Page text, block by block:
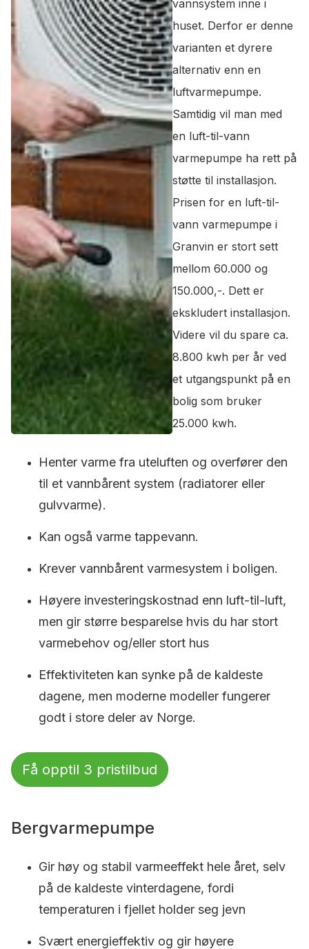
vannsystem inne i
huset. Derfor er denne
varianten et dyrere
alternativ enn en
luftvarmepumpe.
Samtidig vil man med
en luft-til-vann
varmepumpe ha rett på
støtte til installasjon.
Prisen for en luft-til-
vann varmepumpe i
Granvin er stort sett
mellom 60.000 og
150.000,-. Dett er
ekskludert installasjon.
Videre vil du spare ca.
8.800 kwh per år ved
et utgangspunkt på en
bolig som bruker
25.000 kwh.
Henter varme fra uteluften og overfører den
til et vannbårent system (radiatorer eller
gulvvarme).
Kan også varme tappevann.
Krever vannbårent varmesystem i boligen.
Høyere investeringskostnad enn luft-til-luft,
men gir større besparelse hvis du har stort
varmebehov og/eller stort hus
Effektiviteten kan synke på de kaldeste
dagene, men moderne modeller fungerer
godt i store deler av Norge.
Få opptil 3 pristilbud
Bergvarmepumpe
Gir høy og stabil varmeeffekt hele året, selv
på de kaldeste vinterdagene, fordi
temperaturen i fjellet holder seg jevn
Svært energieffektiv og gir høyere